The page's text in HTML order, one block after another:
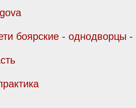
боярские - однодворцы -